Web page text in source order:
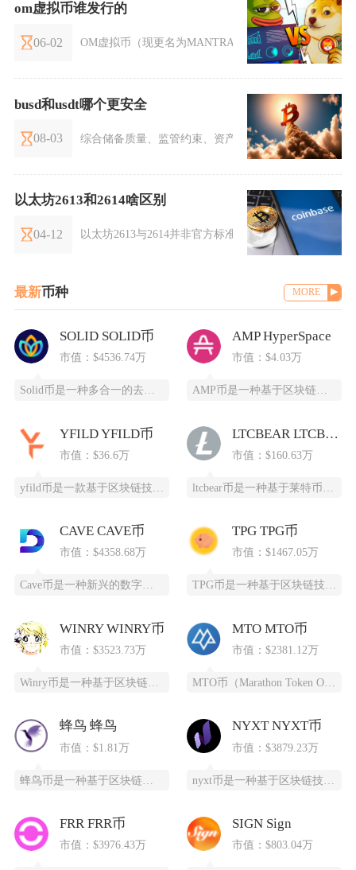
om虚拟币谁发行的
06-02 OM虚拟币（现更名为MANTRA）由MANTRA项目方发
busd和usdt哪个更安全
08-03 综合储备质量、监管约束、资产透明度和长期存续风险
以太坊2613和2614啥区别
04-12 以太坊2613与2614并非官方标准编号，而是社区对EIP-
最新币种 MORE
SOLID SOLID币
市值：$4536.74万
Solid币是一种多合一的去中心化交易所代币，它具备跨链杠杆功能，并且得到了Solana区
AMP HyperSpace
市值：$4.03万
AMP币是一种基于区块链技术的加密货币，全称为Synereo AMP，为去中心化应用（DA
YFILD YFILD币
市值：$36.6万
LTCBEAR LTCBEAR币
市值：$160.63万
CAVE CAVE币
市值：$4358.68万
Cave币是一种新兴的数字加密货币，基于区块链技术开发，为特定领域提供高效、安全的支付和价
TPG TPG币
市值：$1467.05万
TPG币是一种基于区块链技术创建的数字货币，提供安全、高效、去中心化的支付和投资方式。它通
WINRY WINRY币
市值：$3523.73万
MTO MTO币
市值：$2381.12万
MTO币（Marathon Token Oil）是一种基于区块链技术的全新数字货币，为石油
蜂鸟 蜂鸟
市值：$1.81万
NYXT NYXT币
市值：$3879.23万
FRR FRR币
市值：$3976.43万
SIGN Sign
市值：$803.04万